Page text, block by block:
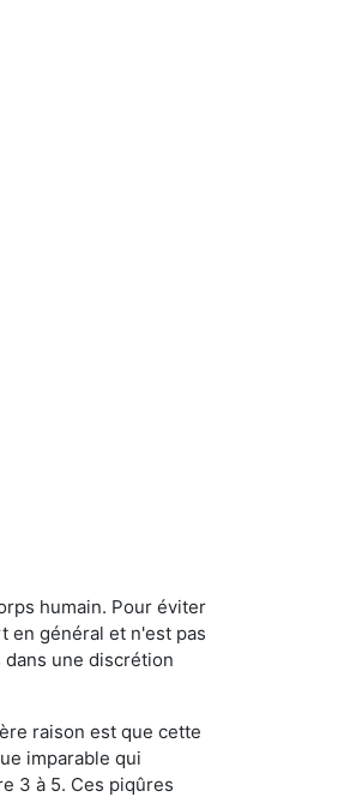
humain. Pour éviter
en général et n'est pas
une discrétion
raison est que cette
imparable qui
3 à 5. Ces piqûres